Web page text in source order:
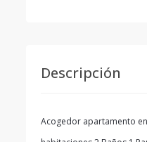
Descripción
Acogedor apartamento